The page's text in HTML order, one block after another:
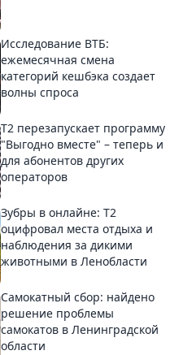
Исследование ВТБ:
ежемесячная смена
категорий кешбэка создает
волны спроса
Т2 перезапускает программу
"Выгодно вместе" – теперь и
для абонентов других
операторов
Зубры в онлайне: Т2
оцифровал места отдыха и
наблюдения за дикими
животными в Ленобласти
Самокатный сбор: найдено
решение проблемы
самокатов в Ленинградской
области